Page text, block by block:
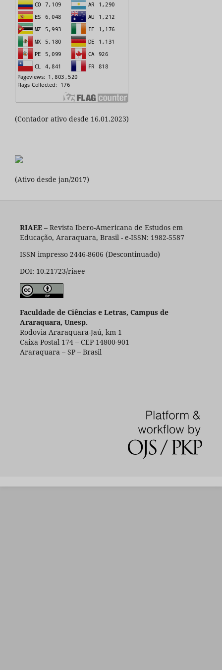
(Contador ativo desde 16.01.2023)
(Ativo desde jan/2017)
RIAEE– Revista Ibero-Americana de Estudos em
Educação, Araraquara, Brasil - e-ISSN: 1982-5587
ISSN impresso 2446-8606 (Descontinuado)
DOI: 10.21723/riaee
Faculdade de Ciências e Letras, Campus de
Araraquara, Unesp.
Rodovia Araraquara-Jaú, km 1
Caixa Postal 174 – CEP 14800-901
Araraquara – SP – Brasil